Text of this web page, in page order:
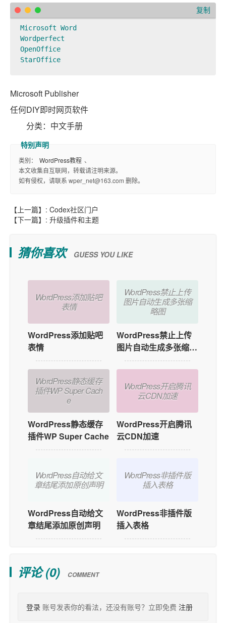
Microsoft Word
Wordperfect
OpenOffice
复制
Microsoft Publisher
任何DIY即时网页软件
分类：中文手册
类别： WordPress教程 、
本文收集自互联网，转载请注明来源。
如有侵权，请联系 wper_net@163.com 删除。
【上一篇】: Codex社区门户
【下一篇】: 升级插件和主题
猜你喜欢 GUESS YOU LIKE
WordPress添加贴吧
表情
WordPress添加贴吧
表情
WordPress静态缓存
插件WP Super Cach
e
WordPress静态缓存
插件WP Super Cache
WordPress自动给文
章结尾添加原创声明
WordPress自动给文
章结尾添加原创声明
WordPress禁止上传
图片自动生成多张缩
略图
WordPress禁止上传
图片自动生成多张缩略
WordPress开启腾讯
云CDN加速
WordPress开启腾讯
云CDN加速
WordPress非插件版
插入表格
WordPress非插件版
插入表格
评论 (0) COMMENT
登录 账号发表你的看法，还没有账号？立即免费 注册